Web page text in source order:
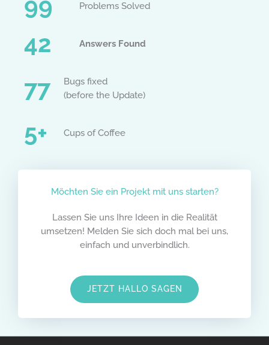
99 Problems Solved
42 Answers Found​
77
Bugs fixed
(before the Update)
5+ Cups of Coffee
Möchten Sie ein Projekt mit uns starten?
Lassen Sie uns Ihre Ideen in die Realität
umsetzen! Melden Sie sich doch mal bei uns,
einfach und unverbindlich.
JETZT HALLO SAGEN